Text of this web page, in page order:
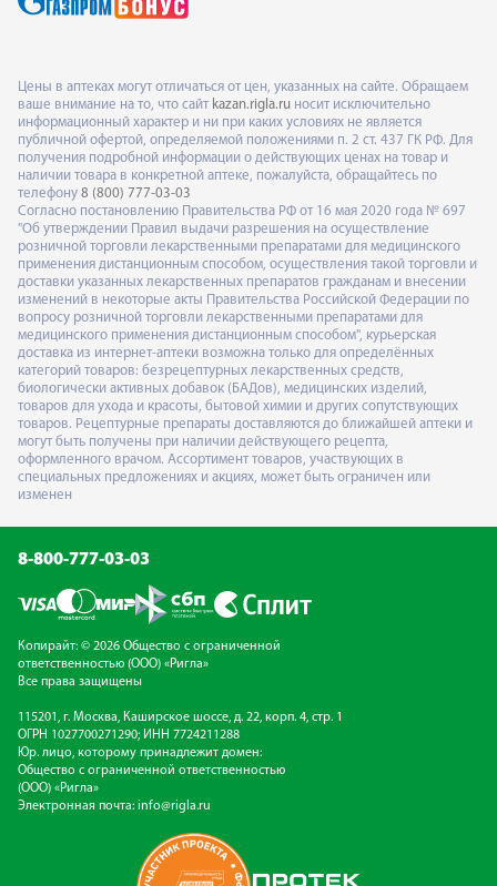
Цены в аптеках могут отличаться от цен, указанных на сайте. Обращаем
ваше внимание на то, что сайт kazan.rigla.ru носит исключительно
информационный характер и ни при каких условиях не является
публичной офертой, определяемой положениями п. 2 ст. 437 ГК РФ. Для
получения подробной информации о действующих ценах на товар и
наличии товара в конкретной аптеке, пожалуйста, обращайтесь по
телефону 8 (800) 777-03-03
Согласно постановлению Правительства РФ от 16 мая 2020 года № 697
"Об утверждении Правил выдачи разрешения на осуществление
розничной торговли лекарственными препаратами для медицинского
применения дистанционным способом, осуществления такой торговли и
доставки указанных лекарственных препаратов гражданам и внесении
изменений в некоторые акты Правительства Российской Федерации по
вопросу розничной торговли лекарственными препаратами для
медицинского применения дистанционным способом", курьерская
доставка из интернет-аптеки возможна только для определённых
категорий товаров: безрецептурных лекарственных средств,
биологически активных добавок (БАДов), медицинских изделий,
товаров для ухода и красоты, бытовой химии и других сопутствующих
товаров. Рецептурные препараты доставляются до ближайшей аптеки и
могут быть получены при наличии действующего рецепта,
оформленного врачом. Ассортимент товаров, участвующих в
специальных предложениях и акциях, может быть ограничен или
изменен
8-800-777-03-03
Копирайт: © 2026 Общество с ограниченной
ответственностью (ООО) «Ригла»
Все права защищены
115201, г. Москва, Каширское шоссе, д. 22, корп. 4, стр. 1
ОГРН 1027700271290; ИНН 7724211288
Юр. лицо, которому принадлежит домен:
Общество с ограниченной ответственностью
(ООО) «Ригла»
Электронная почта: info@rigla.ru